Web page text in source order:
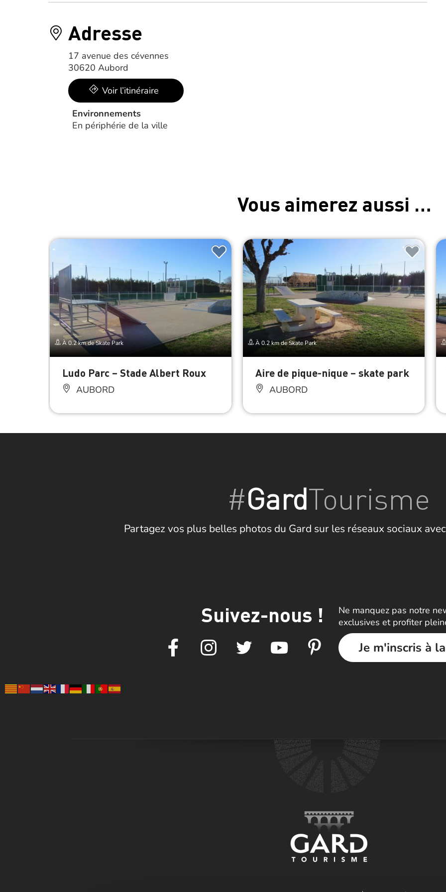
Adresse
17 avenue des cévennes
30620 Aubord
Voir l’itinéraire
Environnements
En périphérie de la ville
Vous aimerez aussi …
À 0.2 km de Skate Park
Ludo Parc – Stade Albert Roux
AUBORD
À 0.2 km de Skate Park
Aire de pique-nique – skate park
AUBORD
#GardTourisme
Partagez vos plus belles photos du Gard sur les réseaux sociaux
Suivez-nous !
Ne manquez pas notre
exclusives et profiter
Je m'inscris à